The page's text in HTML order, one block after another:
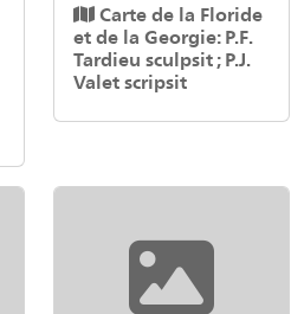
Carte de la Floride
et de la Georgie: P.F.
Tardieu sculpsit ; P.J.
Valet scripsit